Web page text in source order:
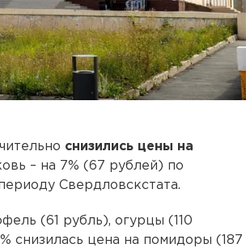
снизились цены на
– на 7% (67 рублей) по
Свердловскстата.
(61 рубль), огурцы (110
снизилась цена на помидоры (187